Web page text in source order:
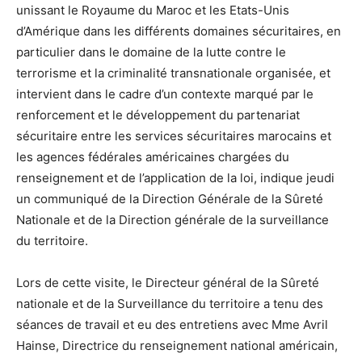
unissant le Royaume du Maroc et les Etats-Unis
d’Amérique dans les différents domaines sécuritaires, en
particulier dans le domaine de la lutte contre le
terrorisme et la criminalité transnationale organisée, et
intervient dans le cadre d’un contexte marqué par le
renforcement et le développement du partenariat
sécuritaire entre les services sécuritaires marocains et
les agences fédérales américaines chargées du
renseignement et de l’application de la loi, indique jeudi
un communiqué de la Direction Générale de la Sûreté
Nationale et de la Direction générale de la surveillance
du territoire.
Lors de cette visite, le Directeur général de la Sûreté
nationale et de la Surveillance du territoire a tenu des
séances de travail et eu des entretiens avec Mme Avril
Hainse, Directrice du renseignement national américain,